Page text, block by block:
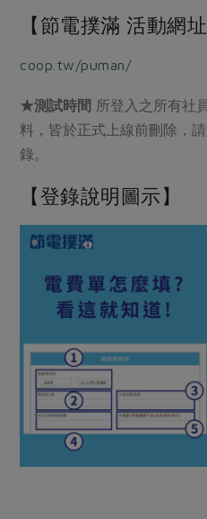
調味醬料/南北貨
休閒零嘴
保健食品
居家好物
美妝保養
日用品
防災用品
優惠專區
素食專區
樂齡友善
醬料
涼拌沙拉
飲品
主題食譜
異國料理
年菜食譜
養身食補
高麗菜海鮮煎餅
更多當季產品
主婦聯盟X樂齡網特約優惠案
30%rPET紅烏龍茶
2024農業發展計畫年度報告
更多議題活動
把最好的台灣味帶回家！
非基改運動
廢核運動
減添加物
公益金
典藏閱覽室
檢驗報告
硝酸鹽檢驗
社員權益
合作社法規
社務專區
選舉專區
最新消息
媒體報導
下載專區
地區活動
社務會議
【節電撲滿 活動網址
coop.tw/puman/
★測試時間 所登入之所有社
料，皆於正式上線前刪除，
錄。
【登錄說明圖示】